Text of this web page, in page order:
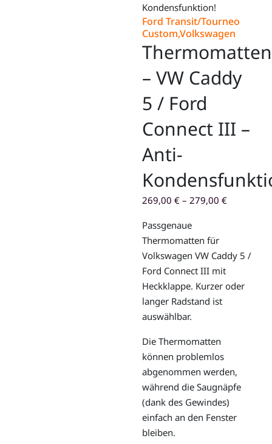
Kondensfunktion!
Ford Transit/Tourneo
Custom,Volkswagen
Thermomatten
– VW Caddy
5 / Ford
Connect III –
Anti-
269,00 € – 279,00 €
Passgenaue
Thermomatten für
Volkswagen VW Caddy 5 /
Ford Connect III mit
Heckklappe. Kurzer oder
langer Radstand ist
auswählbar.
Die Thermomatten
können problemlos
abgenommen werden,
während die Saugnäpfe
(dank des Gewindes)
einfach an den Fenster
bleiben.